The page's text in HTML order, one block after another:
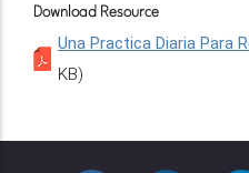
Download Resource
Una Practica Diaria Para
KB)